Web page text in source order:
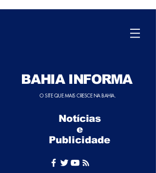
BAHIA INFORMA
O SITE QUE MAIS CRESCE NA BAHIA.
Notícias
e
Publicidade